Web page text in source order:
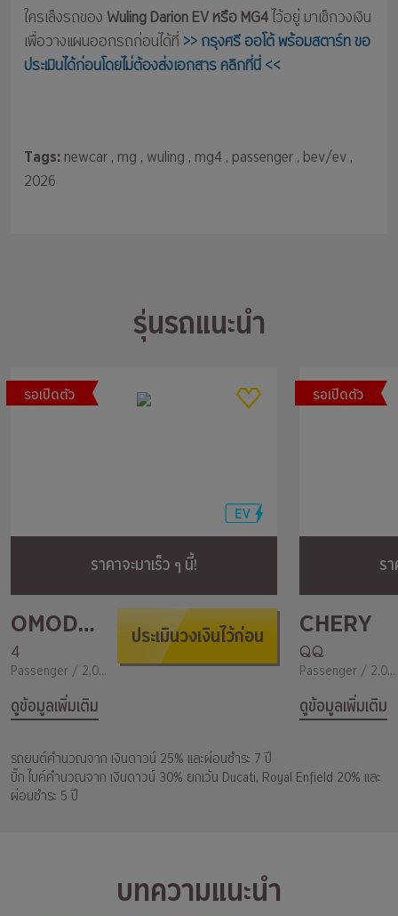
ใครเล็งรถของ Wuling Darion EV หรือ MG4ไว้อยู่ มาเช็กวงเงิน
เพื่อวางแผนออกรถก่อนได้ที่ >> กรุงศรี ออโต้ พร้อมสตาร์ท ขอ
ประเมินได้ก่อนโดยไม่ต้องส่งเอกสาร คลิกที่นี่ <<
Tags: newcar, mg , wuling , mg4, passenger, bev/ev,
2026
รุ่นรถแนะนำ
รอเปิดตัว
ราคาจะมาเร็ว ๆ นี้!
OMODA&JEACOO
4
Passenger / 2,000
ดูข้อมูลเพิ่มเติม
ประเมินวงเงินไว้ก่อน
รอเปิดตัว
ร
CHERY
QQ
Passenger / 2,000
ดูข้อมูลเพิ่มเติม
รถยนต์คำนวณจาก เงินดาวน์ 25% และผ่อนชำระ 7 ปี
บิ๊ก ไบค์คำนวณจาก เงินดาวน์ 30% ยกเว้น Ducati, Royal Enfield 20% และ
ผ่อนชำระ 5 ปี
บทความแนะนำ